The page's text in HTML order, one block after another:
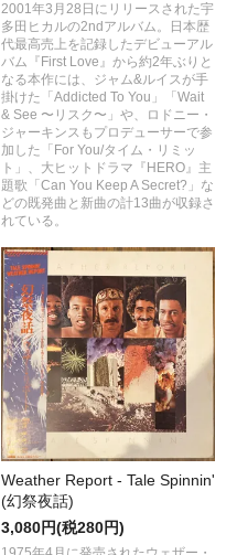
2001年3月28日にリリースされた宇
多田ヒカルの2ndアルバム。日本歴
代最高売上を記録したデビューアル
バム『First Love』から約2年ぶりと
なる本作には、ジャム&ルイスが手
掛けた「Addicted To You」「Wait
& See 〜リスク〜」や、ロドニー・
ジャーキンスもプロデューサーで参
加した「For You/タイム・リミッ
ト」、大ヒットドラマ『HERO』主
題歌「Can You Keep A Secret?」な
どの既発曲と新曲の計13曲が収録さ
れている。
Weather Report - Tale Spinnin'
(幻祭夜話)
3,080円(税280円)